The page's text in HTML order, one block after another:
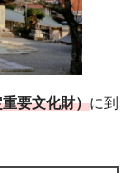
要文化財）に到